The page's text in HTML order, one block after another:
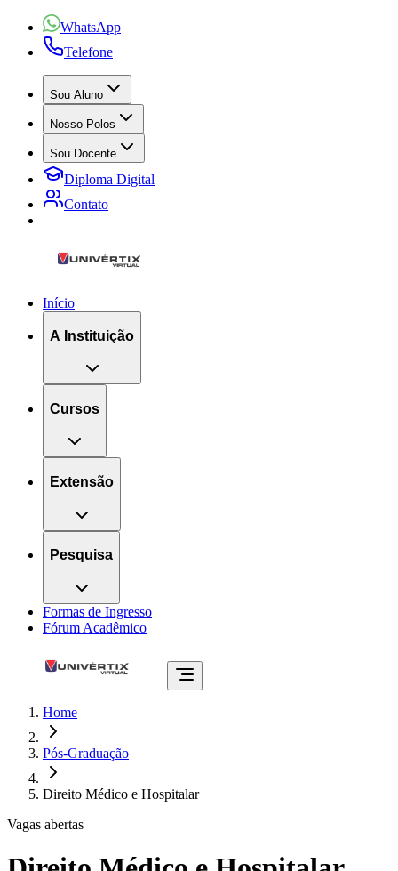
WhatsApp
Telefone
Sou Aluno
Nosso Polos
Sou Docente
Diploma Digital
Contato
Início
A Instituição
Cursos
Extensão
Pesquisa
Formas de Ingresso
Fórum Acadêmico
Home
Pós-Graduação
Direito Médico e Hospitalar
Vagas abertas